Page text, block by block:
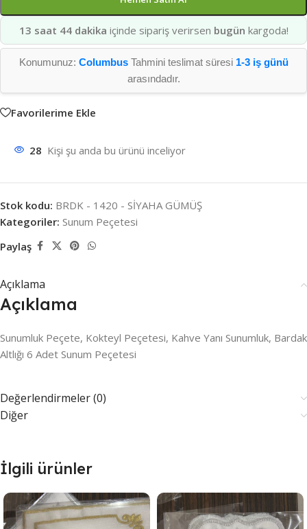
13 saat 44 dakika içinde sipariş verirsen bugün kargoda!
Konumunuz: ColumbusTahmini teslimat süresi 1-3 iş günü
arasındadır.
Favorilerime Ekle
28 Kişi şu anda bu ürünü inceliyor
Stok kodu: BRDK - 1420 - SİYAHA GÜMÜŞ
Kategoriler: Sunum Peçetesi
Paylaş
Açıklama
Açıklama
Sunumluk Peçete, Kokteyl Peçetesi, Kahve Yanı Sunumluk, Bardak
Altlığı 6 Adet Sunum Peçetesi
Değerlendirmeler (0)
Diğer
İlgili ürünler